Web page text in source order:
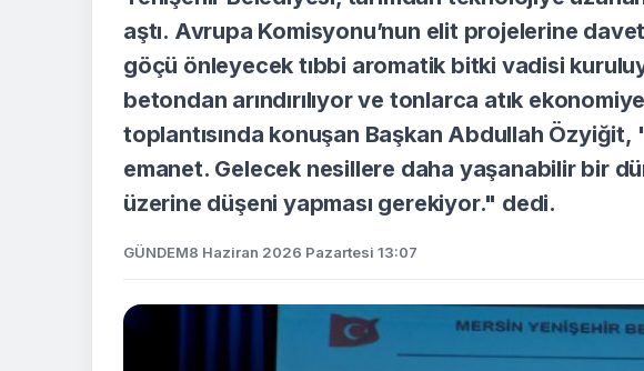
aştı. Avrupa Komisyonu’nun elit projelerine
göçü önleyecek tıbbi aromatik bitki vadisi
betondan arındırılıyor ve tonlarca atık
toplantısında konuşan Başkan Abdullah
emanet. Gelecek nesillere daha yaşanabilir bir
üzerine düşeni yapması gerekiyor." dedi.
GÜNDEM8 Haziran 2026 Pazartesi 13:07